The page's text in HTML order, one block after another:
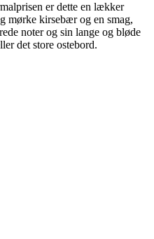
er dette en lækker
mørke kirsebær og en smag,
noter og sin lange og bløde
det store ostebord.